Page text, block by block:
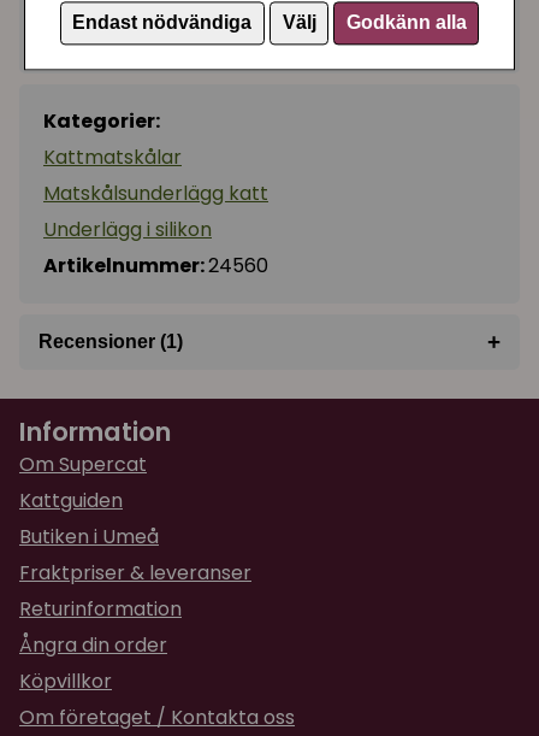
Endast nödvändiga Välj Godkänn alla
I lager, leveranstid 1-3 vardagar
Kategorier:
Kattmatskålar
Matskålsunderlägg katt
Underlägg i silikon
Artikelnummer:24560
Recensioner (1) +
Amanda
för 1 år sedan
★★★★★
kanon med kanten runt som stoppar vatten o
Information
Om Supercat
Kattguiden
Butiken i Umeå
Fraktpriser & leveranser
Returinformation
Ångra din order
Köpvillkor
Om företaget / Kontakta oss